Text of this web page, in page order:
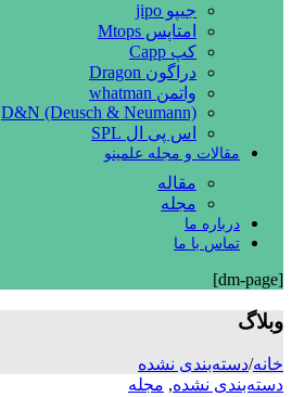
جیپو jipo
امتاپس Mtops
کپ Capp
دراگون Dragon
واتمن whatman
D&N (Deusch & Neumann)
اس پی ال SPL
مقالات و مجله علمینو
مقاله
مجله
درباره ما
تماس با ما
[dm-page]
وبلاگ
خانه/دسته‌بندی نشده
دسته‌بندی نشده, مجله